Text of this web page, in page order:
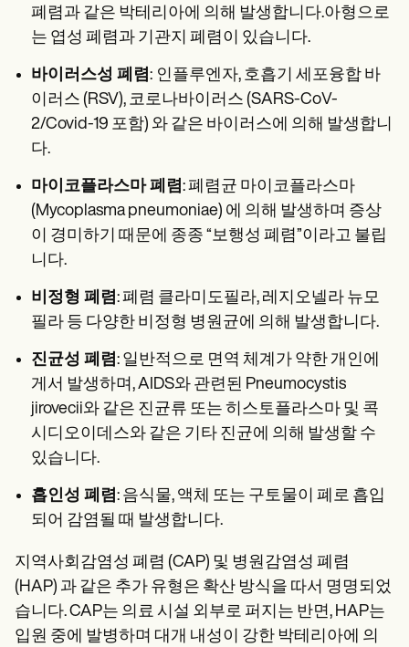
폐렴과 같은 박테리아에 의해 발생합니다.아형으로
는 엽성 폐렴과 기관지 폐렴이 있습니다.
바이러스성 폐렴: 인플루엔자, 호흡기 세포융합 바
이러스 (RSV), 코로나바이러스 (SARS-CoV-
2/Covid-19 포함) 와 같은 바이러스에 의해 발생합니
다.
마이코플라스마 폐렴: 폐렴균 마이코플라스마
(Mycoplasma pneumoniae) 에 의해 발생하며 증상
이 경미하기 때문에 종종 “보행성 폐렴”이라고 불립
니다.
비정형 폐렴: 폐렴 클라미도필라, 레지오넬라 뉴모
필라 등 다양한 비정형 병원균에 의해 발생합니다.
진균성 폐렴: 일반적으로 면역 체계가 약한 개인에
게서 발생하며, AIDS와 관련된 Pneumocystis
jirovecii와 같은 진균류 또는 히스토플라스마 및 콕
시디오이데스와 같은 기타 진균에 의해 발생할 수
있습니다.
흡인성 폐렴: 음식물, 액체 또는 구토물이 폐로 흡입
되어 감염될 때 발생합니다.
지역사회감염성 폐렴 (CAP) 및 병원감염성 폐렴
(HAP) 과 같은 추가 유형은 확산 방식을 따서 명명되었
습니다. CAP는 의료 시설 외부로 퍼지는 반면, HAP는
입원 중에 발병하며 대개 내성이 강한 박테리아에 의